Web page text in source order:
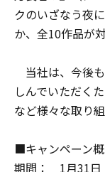
クのいざなう夜
か、全10作品が
当社は、今後
しんでいただく
など様々な取り
■キャンペーン
期間： 1月31日